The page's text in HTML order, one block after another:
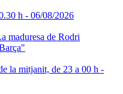
h - 06/08/2026
maduresa de Rodri
la mitjanit, de 23 a 00 h -